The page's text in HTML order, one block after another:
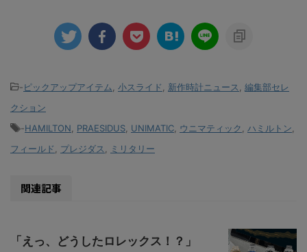
-ピックアップアイテム 小スライド 新作時計ニュース
編集部セレ
クション
-HAMILTON PRAESIDUS UNIMATIC ウニマティック ハミルトン
フィールド
プレジダス ミリタリー
関連記事
「えっ、どうしたロレックス！？」